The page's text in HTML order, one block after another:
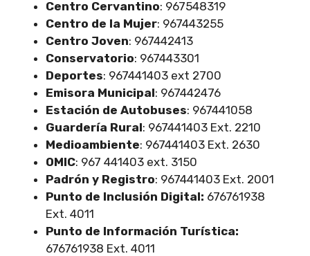
Centro Cervantino: 967548319
Centro de la Mujer: 967443255
Centro Joven: 967442413
Conservatorio: 967443301
Deportes: 967441403 ext 2700
Emisora Municipal: 967442476
Estación de Autobuses: 967441058
Guardería Rural: 967441403 Ext. 2210
Medioambiente: 967441403 Ext. 2630
OMIC: 967 441403 ext. 3150
Padrón y Registro: 967441403 Ext. 2001
Punto de Inclusión Digital: 676761938
Ext. 4011
Punto de Información Turística:
676761938 Ext. 4011